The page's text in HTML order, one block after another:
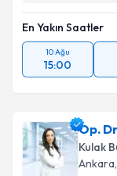
En Yakın Saatler
10 Ağu
15:00
Op.
Kulak
Ankara,